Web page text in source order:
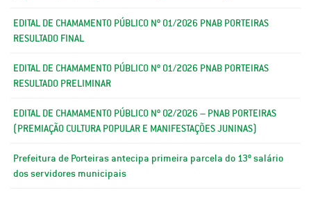
EDITAL DE CHAMAMENTO PÚBLICO Nº 01/2026 PNAB PORTEIRAS
RESULTADO FINAL
EDITAL DE CHAMAMENTO PÚBLICO Nº 01/2026 PNAB PORTEIRAS
RESULTADO PRELIMINAR
EDITAL DE CHAMAMENTO PÚBLICO Nº 02/2026 – PNAB PORTEIRAS
(PREMIAÇÃO CULTURA POPULAR E MANIFESTAÇÕES JUNINAS)
Prefeitura de Porteiras antecipa primeira parcela do 13º salário
dos servidores municipais